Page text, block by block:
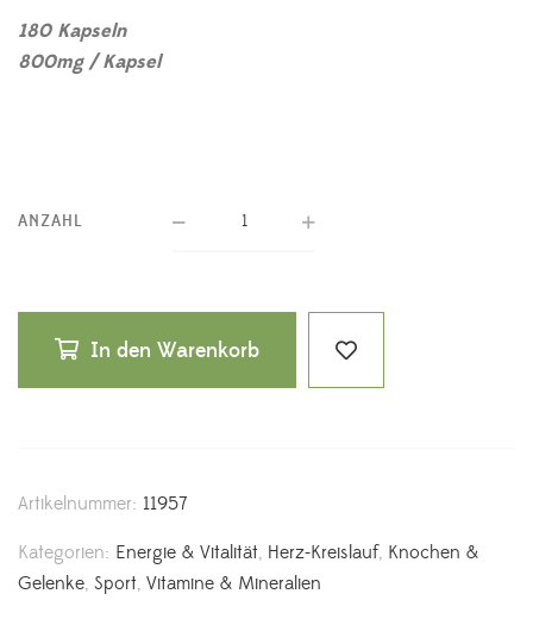
180 Kapseln
800mg / Kapsel
ANZAHL
In den Warenkorb
Artikelnummer: 11957
Kategorien: Energie & Vitalität, Herz-Kreislauf, Knochen &
Gelenke, Sport, Vitamine & Mineralien